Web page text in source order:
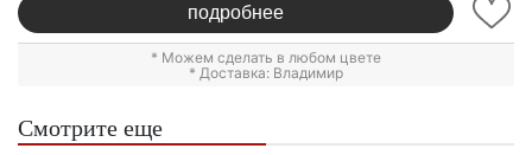
подробнее
* Можем сделать в любом цвете
* Доставка: Владимир
Смотрите еще